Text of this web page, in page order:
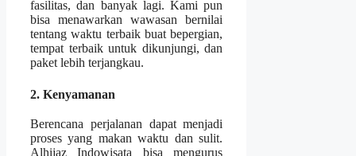
fasilitas, dan banyak lagi. Kami pun
bisa menawarkan wawasan bernilai
tentang waktu terbaik buat bepergian,
tempat terbaik untuk dikunjungi, dan
paket lebih terjangkau.
2. Kenyamanan
Berencana perjalanan dapat menjadi
proses yang makan waktu dan sulit.
Alhijaz Indowisata bisa mengurus